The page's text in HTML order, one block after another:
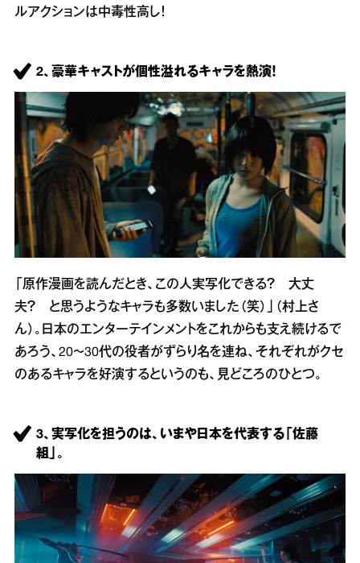
ルアクションは中毒性高し！
2、豪華キャストが個性溢れるキャラを熱演！
「原作漫画を読んだとき、この人実写化できる？ 大丈
夫？ と思うようなキャラも多数いました（笑）」（村上さ
ん）。日本のエンターテインメントをこれからも支え続けるで
あろう、20～30代の役者がずらり名を連ね、それぞれがクセ
のあるキャラを好演するというのも、見どころのひとつ。
3、実写化を担うのは、いまや日本を代表する「佐藤
組」。